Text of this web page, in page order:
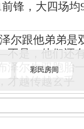
锋，大四场均
尔跟他弟弟是
是，他们还
泽尔生双胞胎
才越传越玄乎
签约！
彩民房间